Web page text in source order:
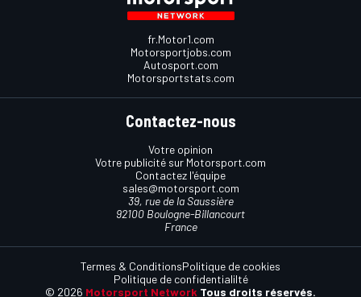
fr.Motor1.com
Motorsportjobs.com
Autosport.com
Motorsportstats.com
Contactez-nous
Votre opinion
Votre publicité sur Motorsport.com
Contactez l'équipe
sales@motorsport.com
39, rue de la Saussière
92100 Boulogne-Billancourt
France
© 2026 Motorsport Network Tous droits réservés.
Termes & ConditionsPolitique de cookies
Politique de confidentialilté